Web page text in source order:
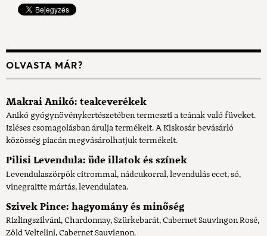
OLVASTA MÁR?
Makrai Anikó: teakeverékek
Anikó gyógynövénykertészetében termeszti a teának való füveket.
Izléses csomagolásban árulja termékeit. A Kiskosár bevásárló
közösség piacán megvásárolhatjuk termékeit.
Pilisi Levendula: üde illatok és színek
Levendulaszörpök citrommal, nádcukorral, levendulás ecet, só,
vinegraitte mártás, levendulatea.
Szivek Pince: hagyomány és minőség
Rizlingszilváni, Chardonnay, Szürkebarát, Cabernet Sauvingon Rosé,
Zöld Veltelini, Cabernet Sauvignon.